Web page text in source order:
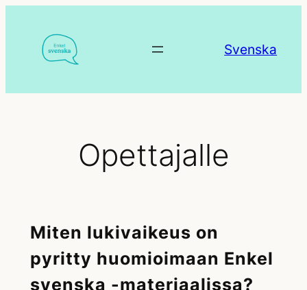
sisältöön
Svenska
Opettajalle
Miten lukivaikeus on
pyritty huomioimaan Enkel
svenska -materiaalissa?